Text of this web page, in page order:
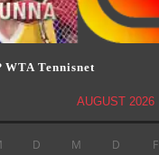
WTA Tennisnet
AUGUST 2026
D M D F